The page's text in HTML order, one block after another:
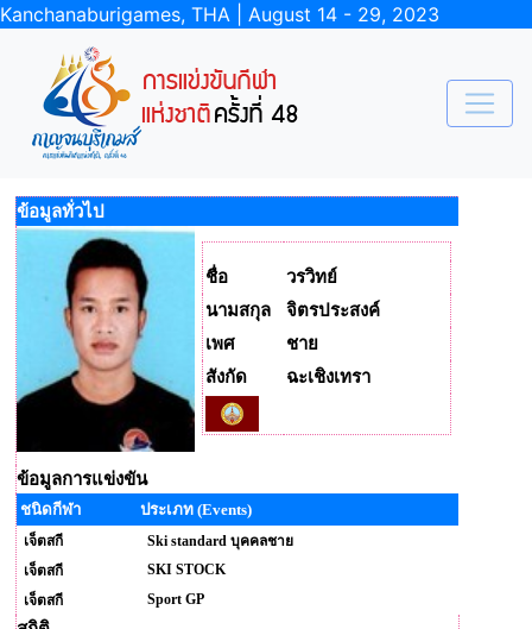
Kanchanaburigames, THA | August 14 - 29, 2023
ข้อมูลทั่วไป
ชื่อ
วรวิทย์
นามสกุล
จิตรประสงค์
เพศ
ชาย
สังกัด
ฉะเชิงเทรา
ข้อมูลการแข่งขัน
ชนิดกีฬา ประเภท (Events)
เจ็ตสกี
Ski standard บุคคลชาย
เจ็ตสกี
SKI STOCK
เจ็ตสกี
Sport GP